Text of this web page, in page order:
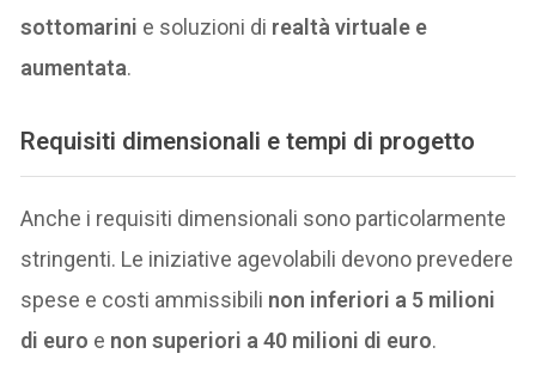
sottomarini e soluzioni di realtà virtuale e
aumentata.
Requisiti dimensionali e tempi di progetto
Anche i requisiti dimensionali sono particolarmente
stringenti. Le iniziative agevolabili devono prevedere
spese e costi ammissibili non inferiori a 5 milioni
di euro e non superiori a 40 milioni di euro.